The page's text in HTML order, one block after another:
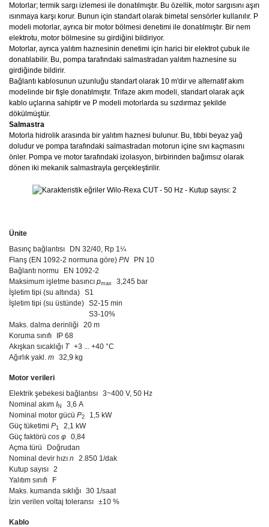
Motorlar; termik sargı izlemesi ile donatılmıştır. Bu özellik, motor sargısını aşırı
ısınmaya karşı korur. Bunun için standart olarak bimetal sensörler kullanılır. P
modeli motorlar, ayrıca bir motor bölmesi denetimi ile donatılmıştır. Bir nem
elektrotu, motor bölmesine su girdiğini bildiriyor.
Motorlar, ayrıca yalıtım haznesinin denetimi için harici bir elektrot çubuk ile
donatılabilir. Bu, pompa tarafındaki salmastradan yalıtım haznesine su
girdiğinde bildirir.
Bağlantı kablosunun uzunluğu standart olarak 10 m'dir ve alternatif akım
modelinde bir fişle donatılmıştır. Trifaze akım modeli, standart olarak açık
kablo uçlarına sahiptir ve P modeli motorlarda su sızdırmaz şekilde
dökülmüştür.
Salmastra
Motorla hidrolik arasında bir yalıtım haznesi bulunur. Bu, tıbbi beyaz yağ
doludur ve pompa tarafındaki salmastradan motorun içine sıvı kaçmasını
önler. Pompa ve motor tarafındaki izolasyon, birbirinden bağımsız olarak
dönen iki mekanik salmastrayla gerçekleştirilir.
Ünite
Basınç bağlantısı
DN 32/40, Rp 1¼
Flanş (EN 1092-2 normuna göre) PN
PN 10
Bağlantı normu
EN 1092-2
Maksimum işletme basıncı pmax
3,245 bar
İşletim tipi (su altında) S1
İşletim tipi (su üstünde) S2-15 min
S3-10%
Maks. dalma derinliği
20 m
Koruma sınıfı
IP 68
Akışkan sıcaklığı T +3 ... +40 °C
Ağırlık yakl. m 32,9 kg
Motor verileri
Elektrik şebekesi bağlantısı 3~400 V, 50 Hz
Nominal akım IN
3,6 A
Nominal motor gücü P2
1,5 kW
Güç tüketimi P1
2,1 kW
Güç faktörü cos φ 0,84
Açma türü
Doğrudan
Nominal devir hızı n
2.850 1/dak
Kutup sayısı 2
Yalıtım sınıfı
F
Maks. kumanda sıklığı 30 1/saat
İzin verilen voltaj toleransı ±10 %
Kablo